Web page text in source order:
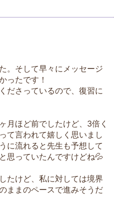
。そして早々にメッセージ
ったです！
ださっているので、復習に
月ほど前でしたけど、3倍く
て言われて嬉しく思いまし
に流れると先生も予想して
思っていたんですけどね💦
たけど、私に対しては境界
ままのペースで進みそうだ